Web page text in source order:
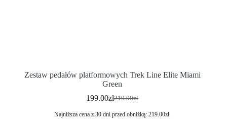
Zestaw pedałów platformowych Trek Line Elite Miami
Green
219.00zł
199.00zł
Najniższa cena z 30 dni przed obniżką: 219.00zł.